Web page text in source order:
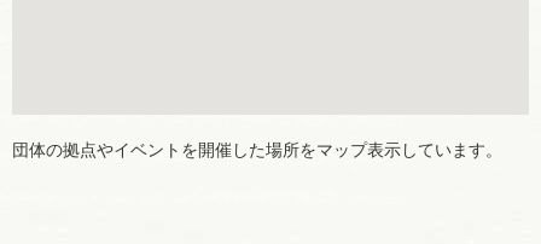
団体の拠点やイベントを開催した場所をマップ表示しています。